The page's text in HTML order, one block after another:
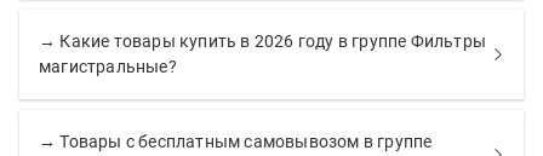
→ Какие товары купить в 2026 году в группе Фильтры
магистральные?
→ Товары с бесплатным самовывозом в группе